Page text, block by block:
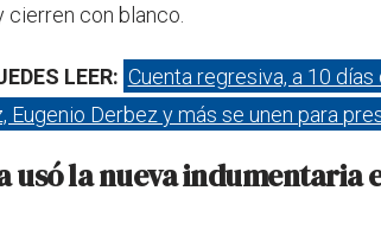
cierren con blanco.
LEER: Cuenta regresiva, a 10
Eugenio Derbez y más se unen para
usó la nueva indumentaria